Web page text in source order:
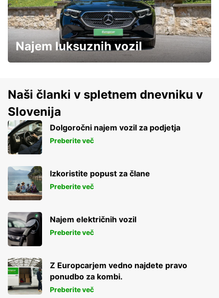
Najem luksuznih vozil
Naši članki v spletnem dnevniku v
Slovenija
Dolgoročni najem vozil za podjetja
Preberite več
Izkoristite popust za člane
Preberite več
Najem električnih vozil
Preberite več
Z Europcarjem vedno najdete pravo
ponudbo za kombi.
Preberite več